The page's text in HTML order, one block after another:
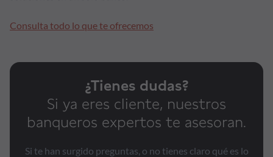
Consulta todo lo que te ofrecemos
¿Tienes dudas?
Si ya eres cliente, nuestros
banqueros expertos te asesoran.
Si te han surgido preguntas, o no tienes claro qué es lo